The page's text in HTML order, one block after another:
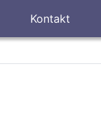
Kontakt